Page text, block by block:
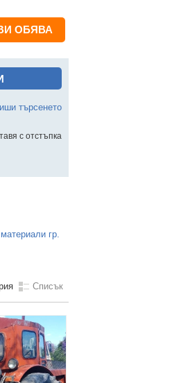
ОБЯВА
търсенето
с отстъпка
гр.
Списък